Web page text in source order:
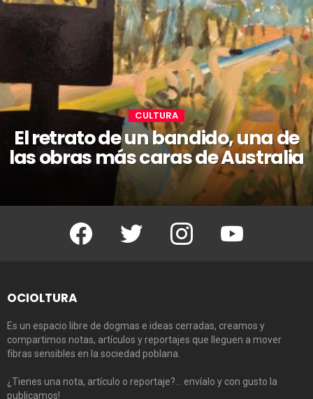
CULTURA
El retrato de un bandido, una de
las obras más caras de Australia
Facebook Twitter Instagram Youtube
OCIOLTURA
Es un espacio libre de dogmas e ideas cerradas, creamos y
compartimos notas, artículos y reportajes que lleguen a mover
fibras sensibles en la sociedad poblana.
¿Tienes una nota, artículo o reportaje?… envíalo y con gusto la
publicamos!